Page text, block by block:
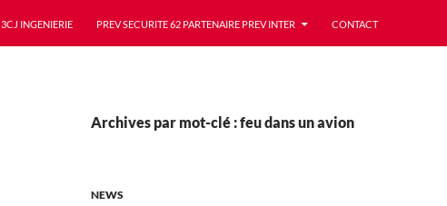
3CJ INGENIERIE PREV SECURITE 62 PARTENAIRE PREV INTER CONTACT
Archives par mot-clé : feu dans un avion
NEWS